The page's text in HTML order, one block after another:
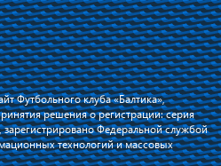
Футбольного клуба «Балтика»,
решения о регистрации: серия
Федеральной службой
технологий и массовых